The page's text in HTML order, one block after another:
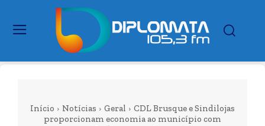
Início Notícias Geral
CDL Brusque e Sindilojas
proporcionam economia ao município com